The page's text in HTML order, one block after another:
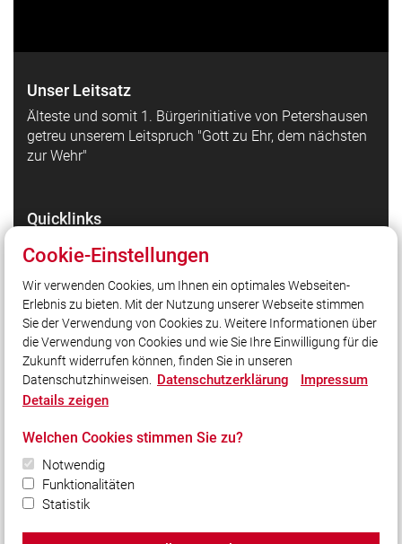
Unser Leitsatz
Älteste und somit 1. Bürgerinitiative von Petershausen
getreu unserem Leitspruch "Gott zu Ehr, dem nächsten
zur Wehr"
Quicklinks
Gemeinde Petershausen
Kreisfeuerwehrverband Dachau
Landesfeuerwehrverband Bayern e.V.
Rettungskarte für Dein Auto - Information und
Download
Social Media
Bleiben Sie mit uns in Kontakt und vernetzen Sie sich
mit uns!
Cookie-Einstellungen
Wir verwenden Cookies, um Ihnen ein optimales Webseiten-
Erlebnis zu bieten. Mit der Nutzung unserer Webseite stimmen
Sie der Verwendung von Cookies zu. Weitere Informationen über
die Verwendung von Cookies und wie Sie Ihre Einwilligung für die
Zukunft widerrufen können, finden Sie in unseren
Datenschutzhinweisen. Datenschutzerklärung
Impressum
Details zeigen
Welchen Cookies stimmen Sie zu?
Notwendig
Funktionalitäten
Statistik